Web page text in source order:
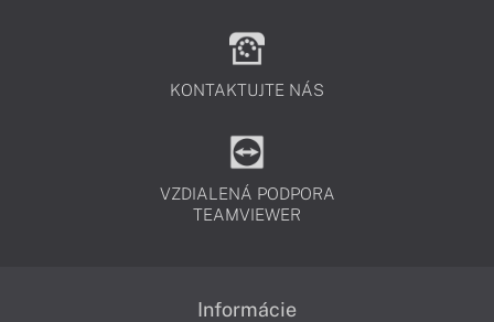
KONTAKTUJTE NÁS
VZDIALENÁ PODPORA
TEAMVIEWER
Informácie